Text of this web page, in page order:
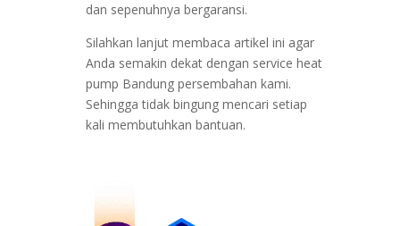
dan sepenuhnya bergaransi.
Silahkan lanjut membaca artikel ini agar
Anda semakin dekat dengan service heat
pump Bandung persembahan kami.
Sehingga tidak bingung mencari setiap
kali membutuhkan bantuan.